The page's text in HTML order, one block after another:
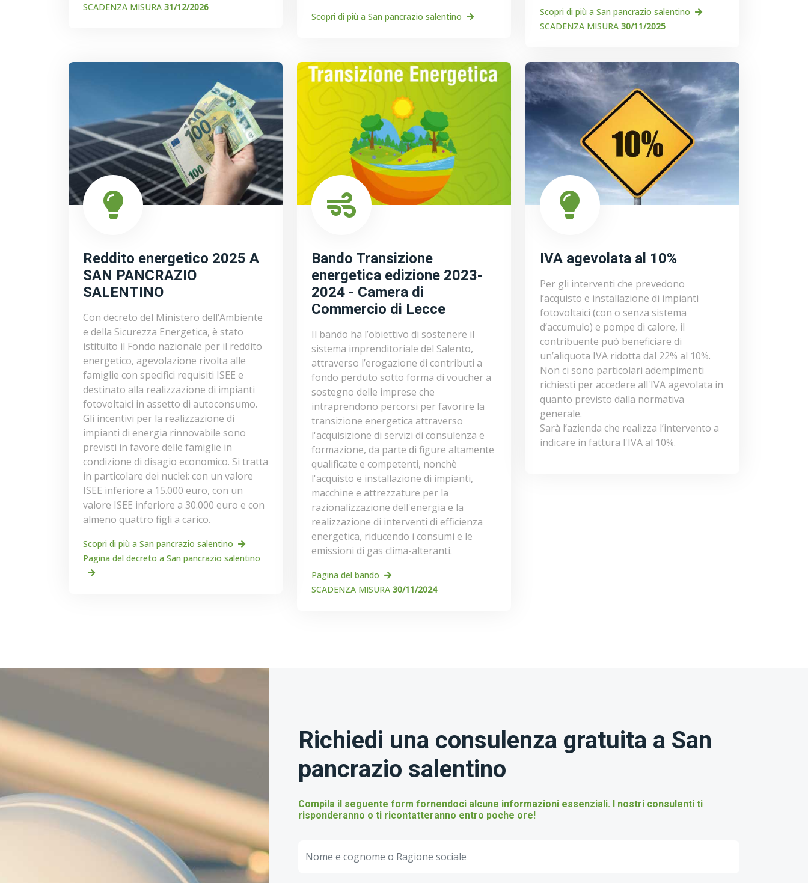
SCADENZA MISURA 31/12/2026
Scopri di più a San pancrazio salentino
Scopri di più a San pancrazio salentino
SCADENZA MISURA 30/11/2025
Reddito energetico 2025 A
SAN PANCRAZIO
SALENTINO
Con decreto del Ministero dell’Ambiente
e della Sicurezza Energetica, è stato
istituito il Fondo nazionale per il reddito
energetico, agevolazione rivolta alle
famiglie con specifici requisiti ISEE e
destinato alla realizzazione di impianti
fotovoltaici in assetto di autoconsumo.
Gli incentivi per la realizzazione di
impianti di energia rinnovabile sono
previsti in favore delle famiglie in
condizione di disagio economico. Si tratta
in particolare dei nuclei: con un valore
ISEE inferiore a 15.000 euro, con un
valore ISEE inferiore a 30.000 euro e con
almeno quattro figli a carico.
Scopri di più a San pancrazio salentino
Pagina del decreto a San pancrazio salentino
Bando Transizione
energetica edizione 2023-
2024 - Camera di
Commercio di Lecce
Il bando ha l’obiettivo di sostenere il
sistema imprenditoriale del Salento,
attraverso l’erogazione di contributi a
fondo perduto sotto forma di voucher a
sostegno delle imprese che
intraprendono percorsi per favorire la
transizione energetica attraverso
l'acquisizione di servizi di consulenza e
formazione, da parte di figure altamente
qualificate e competenti, nonchè
l'acquisto e installazione di impianti,
macchine e attrezzature per la
razionalizzazione dell'energia e la
realizzazione di interventi di efficienza
energetica, riducendo i consumi e le
emissioni di gas clima-alteranti.
Pagina del bando
SCADENZA MISURA 30/11/2024
IVA agevolata al 10%
Per gli interventi che prevedono
l’acquisto e installazione di impianti
fotovoltaici (con o senza sistema
d’accumulo) e pompe di calore, il
contribuente può beneficiare di
un’aliquota IVA ridotta dal 22% al 10%.
Non ci sono particolari adempimenti
richiesti per accedere all'IVA agevolata in
quanto previsto dalla normativa
generale.
Sarà l’azienda che realizza l’intervento a
indicare in fattura l'IVA al 10%.
Richiedi una consulenza gratuita a San
pancrazio salentino
Compila il seguente form fornendoci alcune informazioni essenziali. I nostri consulenti ti
risponderanno o ti ricontatteranno entro poche ore!